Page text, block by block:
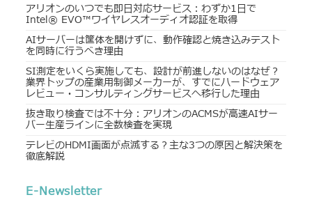
アリオンのいつでも即日対応サービス：わずか1日で
Intel® EVO™ワイヤレスオーディオ認証を取得
AIサーバーは筐体を開けずに、動作確認と焼き込みテスト
を同時に行うべき理由
SI測定をいくら実施しても、設計が前進しないのはなぜ？
業界トップの産業用制御メーカーが、すでにハードウェア
レビュー・コンサルティングサービスへ移行した理由
抜き取り検査では不十分：アリオンのACMSが高速AIサー
バー生産ラインに全数検査を実現
テレビのHDMI画面が点滅する？主な3つの原因と解決策を
徹底解説
E-Newsletter